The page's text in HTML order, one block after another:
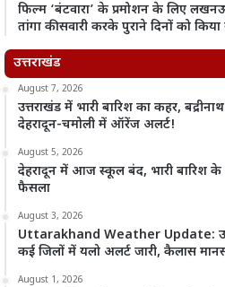
फिल्म ‘बंटवारा’ के प्रमोशन के लिए
तांगा की सवारी करके पुराने दिनों को किया
उत्तराखंड
August 7, 2026
उत्तराखंड में भारी बारिश का कहर,
देहरादून-चमोली में ऑरेंज अलर्ट!
August 5, 2026
देहरादून में आज स्कूल बंद, भारी बारिश के
फैसला
August 3, 2026
Uttarakhand Weather Update:
कई जिलों में यलो अलर्ट जारी, कैलास
August 1, 2026